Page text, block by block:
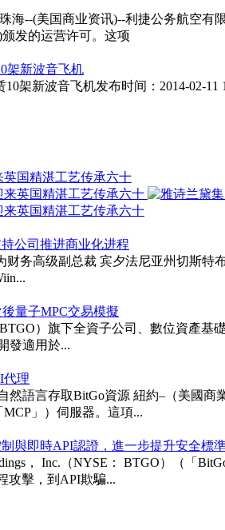
--(美国商业资讯)--利捷公务航空有
发的运营许可。这项
架新波音飞机
架新波音飞机发布时间：2014-02-11
英国精湛工艺传承六十
持公司推进商业化进程
务高级副总裁 宾夕法尼亚州切斯
量子MPC交易模擬
）旗下全資子公司、數位資產基
發適用於...
代理
語言存取BitGo資源 紐約–（美國
MCP」）伺服器。這項...
與即時API認證，進一步提升安全標
， Inc.（NYSE： BTGO）（「
攻擊，到API欺騙...